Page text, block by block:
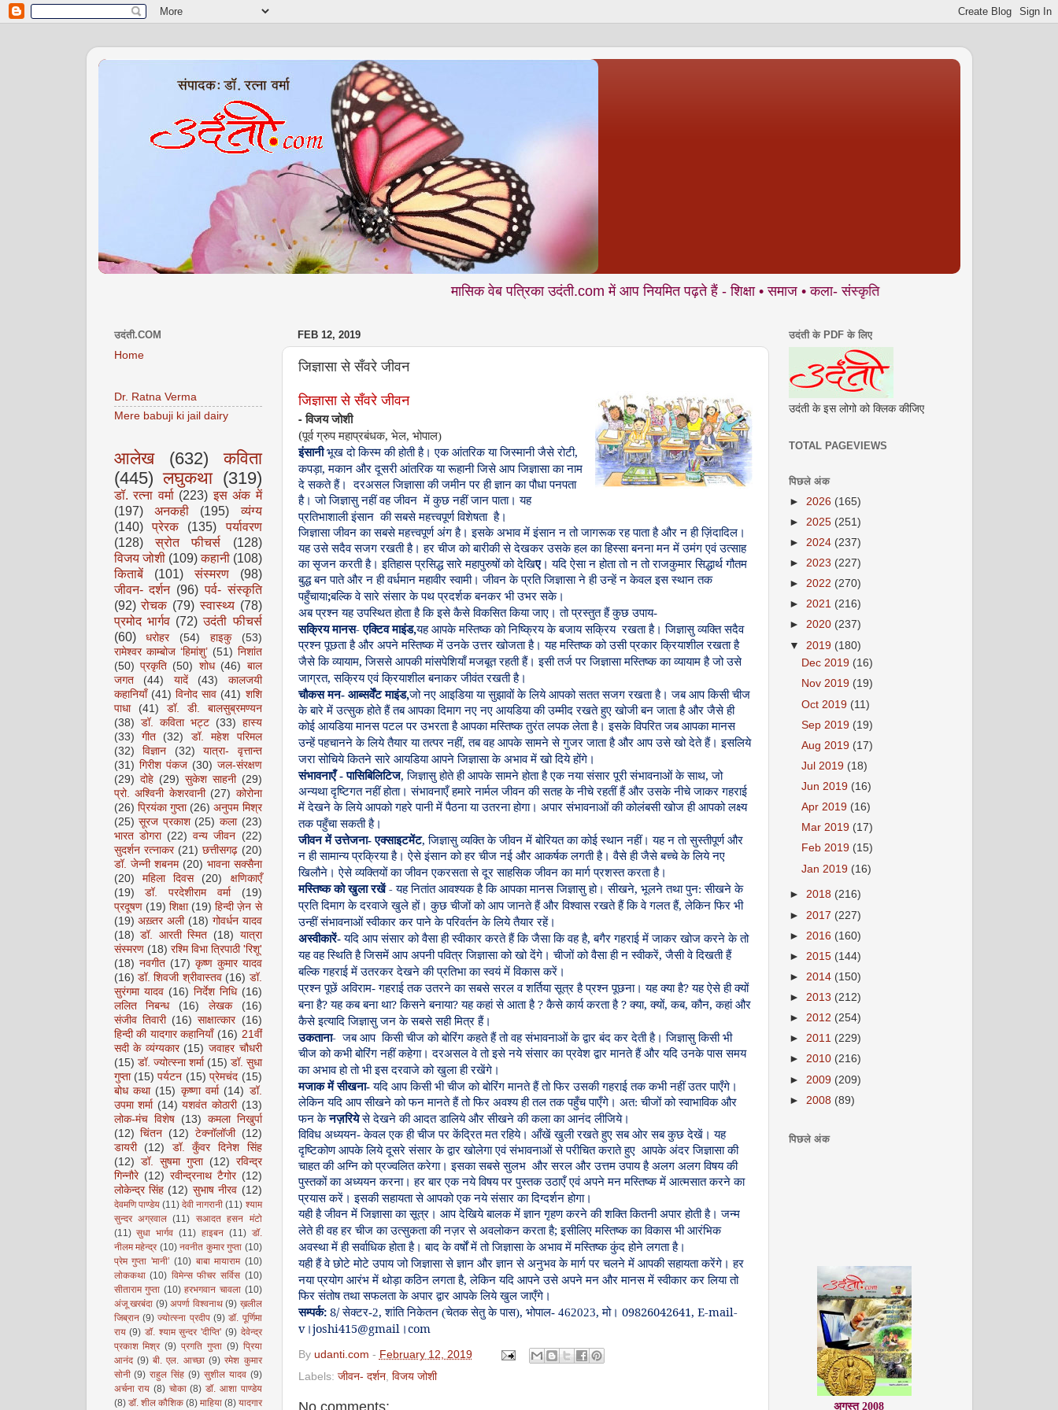
मासिक वेब पत्रिका उदंती.com में आप नियमित पढ़ते हैं - शिक्षा • समाज • कला- संस्कृति • पर्यावरण आदि से जुड़े ज्वलंत मुद्दों पर
FEB 12, 2019
जिज्ञासा से सँवरे जीवन
जिज्ञासा सेसँवरे जीवन
-विजय जोशी
(पूर्व ग्रुप महाप्रबंधक, भेल, भोपाल)
इंसानी भूख दो किस्म की होती है। एक आंतरिक या जिस्मानी जैसे रोटी,
कपड़ा,मकान और दूसरी आंतरिक या रूहानी जिसे आप जिज्ञासा का नाम
दे सकते हैं। दरअसल जिज्ञासा की जमीन पर ही ज्ञान का पौधा पनपता
है। जो जिज्ञासु नहीं वह जीवन में कुछ नहीं जान पाता। यह
प्रतिभाशाली इंसान की सबसे महत्त्वपूर्ण विशेषता है।
जिज्ञासा जीवन का सबसे महत्त्वपूर्ण अंग है। इसके अभाव में इंसान न तो जागरूक रह पाता है और न ही ज़िंदादिल।
यह उसे सदैव सजग रखती है। हर चीज को बारीकी से देखकर उसके हल का हिस्सा बनना मन में उमंग एवं उत्साह
का सृजन करती है। इतिहास प्रसिद्ध सारे महापुरुषों को देखिए। यदि ऐसा न होता तो न तो राजकुमार सिद्धार्थ गौतम
बुद्ध बन पाते और न ही वर्धमान महावीर स्वामी। जीवन के प्रति जिज्ञासा ने ही उन्हें न केवल इस स्थान तक
पहुँचाया;बल्कि वे सारे संसार के पथ प्रदर्शक बनकर भी उभर सके।
अब प्रश्न यह उपस्थित होता है कि इसे कैसे विकसित किया जाए। तो प्रस्तुत हैं कुछ उपाय-
सक्रिय मानस-एक्टिव माइंड,यह आपके मस्तिष्क को निष्क्रिय के बजाय सक्रिय रखता है। जिज्ञासु व्यक्ति सदैव
प्रश्न पूछता है और अपने मस्तिष्क में उनके उत्तर खोजता है। यह मस्तिष्क को उसी प्रकार क्रियाशील रखता है
जैसे कि व्यायाम,जिससे आपकी मांसपेशियाँ मजबूत रहती हैं। इसी तर्ज पर जिज्ञासा मस्तिष्क का व्यायाम है जो उसे
जाग्रत,सक्रिय एवं क्रियाशील बनाकर जीवंत रखती है।
चौकस मन- आब्सर्वेंट माइंड,जो नए आइडिया या सुझावों के लिये आपको सतत सजग रखता है। जब आप किसी चीज
के बारे में उत्सुक होते हैं तब आपका दिमाग नए नए आयडिया की उम्मीद रखते हुए खोजी बन जाता है और जैसे ही
कोई आयडिया मानस पटल पर उभरता है आपका मस्तिष्क तुरंत लपक लेता है। इसके विपरित जब आपका मानस
उन्हें पहचानने के लिये तैयार या तत्पर नहीं,तब वह आपके सामने से गुजर जाता है और आप उसे खो देते हैं। इसलिये
जरा सोचिये कितने सारे आयडिया आपने जिज्ञासा के अभाव में खो दिये होंगे।
संभावनाएँ-पासिबिलिटिज,जिज्ञासु होते ही आपके सामने होता है एक नया संसार पूरी संभावनाओं के साथ,जो
अन्यथा दृष्टिगत नहीं होता। संभावनाएँ हमारे नार्मल जीवन की सतह के नीचे रहतीं हैं और उसके नीचे जाकर गहराई
में देखने के लिये आपको गहरे पानी में पैठना या उतरना होगा। अपार संभावनाओं की कोलंबसी खोज ही आपको लक्ष्य
तक पहुँचा सकती है।
जीवन में उत्तेजना-एक्साइटमेंट,जिज्ञासु व्यक्ति के जीवन में बोरियत का कोई स्थान नहीं। यह न तो सुस्तीपूर्ण और
न ही सामान्य प्रक्रिया है। ऐसे इंसान को हर चीज नई और आकर्षक लगती है। वैसे ही जैसे बच्चे के लिये नए
खिलौने। ऐसे व्यक्तियों का जीवन एकरसता से दूर साहसिक जीवन का मार्ग प्रशस्त करता है।
मस्तिष्क को खुला रखें-यह नितांत आवश्यक है कि आपका मानस जिज्ञासु हो। सीखने, भूलने तथा पुन:सीखने के
प्रति दिमाग के दरवाजे खुले हों। कुछ चीजों को आप जानते हैं और विश्वास रखते हैं कि वे गलत हैं,लेकिन फिर भी
उन्हीं संभावनाओं स्वीकार कर पाने के परिवर्तन के लिये तैयार रहें।
अस्वीकारें- यदि आप संसार को वैसा ही स्वीकार करते हैं कि जैसा कि वह है,बगैर गहराई में जाकर खोज करने के तो
यह वह स्थिति है जिसमें आप अपनी पवित्र जिज्ञासा को खो देंगे। चीजों को वैसा ही न स्वीकरें,जैसी वे दिखती हैं
बल्कि गहराई में उतरकर देखने की प्रतिभा का स्वयं में विकास करें।
प्रश्न पूछें अविराम-गहराई तक उतरने का सबसे सरल व शर्तिया सूत्र है प्रश्न पूछना। यह क्या है?यह ऐसे ही क्यों
बना है?यह कब बना था?किसने बनाया?यह कहां से आता है ?कैसे कार्य करता है ?क्या,क्यों,कब,कौन,कहां और
कैसे इत्यादि जिज्ञासु जन के सबसे सही मित्र हैं।
उकताना-जब आप किसी चीज को बोरिंग कहते हैं तो वह संभावनाओं के द्वार बंद कर देती है। जिज्ञासु किसी भी
चीज को कभी बोरिंग नहीं कहेगा। दरअसल वे तो इसे नये संसार का प्रवेश द्वार मानते हैं और यदि उनके पास समय
का अभाव हो तो भी इस दरवाजे को खुला ही रखेंगे।
मजाक में सीखना- यदि आप किसी भी चीज को बोरिंग मानते हैं तो फिर उसकी गहराई तक कभी नहीं उतर पाएँगे।
लेकिन यदि आप सीखने को फन मानते हैं तो फिर अवश्य ही तल तक पहुँच पाएँगे। अत:चीजों को स्वाभाविक और
फन के नज़रिये से देखने की आदत डालिये और सीखने की कला का आनंद लीजिये।
विविध अध्ययन-केवल एक ही चीज पर केंद्रित मत रहिये। आँखें खुली रखते हुए सब ओर सब कुछ देखें। यह
दृष्टिकोण आपके लिये दूसरे संसार के द्वार खोलेगा एवं संभावनाओं से परीचित कराते हुए आपके अंदर जिज्ञासा की
चाहत की अग्नि को प्रज्वलित करेगा। इसका सबसे सुलभ और सरल और उत्तम उपाय है अलग अलग विषय की
पुस्तकों का अध्ययन करना। हर बार एक नये विषय पर पुस्तक उठाएँ एवं अपने मन मस्तिष्क में आत्मसात करने का
प्रयास करें। इसकी सहायता से आपको एक नये संसार का दिग्दर्शन होगा।
यही है जीवन में जिज्ञासा का सूत्र। आप देखिये बालक में ज्ञान गृहण करने की शक्ति कितनी अपार होती है। जन्म
लेते ही वह हर चीज का उत्सुकता की नज़र से अवलोकन करता है;इसीलिए मस्तिष्क का विकास भी आरंभिक
अवस्था में ही सर्वाधिक होता है। बाद के वर्षों में तो जिज्ञासा के अभाव में मस्तिष्क कुंद होने लगता है।
यही हैं वे छोटे मोटे उपाय जो जिज्ञासा से ज्ञान और ज्ञान से अनुभव के मार्ग पर चलने में आपकी सहायता करेंगे। हर
नया प्रयोग आरंभ में थोड़ा कठिन लगता है,लेकिन यदि आपने उसे अपने मन और मानस में स्वीकार कर लिया तो
फिर संतोष तथा सफलता के अपार द्वार आपके लिये खुल जाएँगे।
सम्पर्क:8/सेक्टर-2,शांति निकेतन(चेतक सेतु के पास), भोपाल- 462023,मो। 09826042641, E-mail-
v।joshi415@gmail ।com
By udanti.com - February 12, 2019
Labels: जीवन- दर्शन, विजय जोशी
No comments:
उदंती.COM
Home
Dr. Ratna Verma
Mere babuji ki jail dairy
आलेख (632)
कविता
(445) लघुकथा (319)
डॉ. रत्ना वर्मा (223) इस अंक में
(197)
अनकही (195)
व्यंग्य
(140)
प्रेरक (135)
पर्यावरण
(128)
स्रोत फीचर्स
(128)
विजय जोशी (109) कहानी (108)
किताबें
(101) संस्मरण
(98)
जीवन- दर्शन (96) पर्व- संस्कृति
(92) रोचक (79) स्वास्थ्य (78)
प्रमोद भार्गव (72) उदंती फीचर्स
(60)
धरोहर (54) हाइकु
(53)
रामेश्वर काम्बोज ‘हिमांशु’ (51) निशांत
(50) प्रकृति (50) शोध (46) बाल
जगत
(44) यादें (43)
कालजयी
कहानियाँ (41) विनोद साव (41) शशि
पाधा
(41)
डॉ. डी. बालसुब्रमण्यन
(38) डॉ. कविता भट्ट (33) हास्य
(33)
गीत (32)
डॉ. महेश परिमल
(32)
विज्ञान (32)
यात्रा- वृत्तान्त
(31) गिरीश पंकज (30) जल-संरक्षण
(29) दोहे (29) सुकेश साहनी (29)
प्रो. अश्विनी केशरवानी (27) कोरोना
(26) प्रियंका गुप्ता (26) अनुपम मिश्र
(25) सूरज प्रकाश (25) कला (23)
भारत डोगरा (22) वन्य जीवन (22)
सुदर्शन रत्नाकर (21) छत्तीसगढ़ (20)
डॉ. जेन्नी शबनम (20) भावना सक्सैना
(20)
महिला दिवस (20)
क्षणिकाएँ
(19)
डॉ. परदेशीराम वर्मा
(19)
प्रदूषण (19) शिक्षा (19) हिन्दी ज़ेन से
(19) अख़्तर अली (18) गोवर्धन यादव
(18) डॉ. आरती स्मित (18) यात्रा
संस्मरण (18) रश्मि विभा त्रिपाठी 'रिशू'
(18) नवगीत (17) कृष्ण कुमार यादव
(16) डॉ. शिवजी श्रीवास्तव (16) डॉ.
सुरंगमा यादव (16) निर्देश निधि (16)
ललित निबन्ध
(16) लेखक
(16)
संजीव तिवारी (16) साक्षात्कार (16)
हिन्दी की यादगार कहानियाँ (16) 21वीं
सदी के व्यंग्यकार (15) जवाहर चौधरी
(15) डॉ. ज्योत्स्ना शर्मा (15) डॉ. सुधा
गुप्ता (15) पर्यटन (15) प्रेमचंद (15)
बोध कथा (15) कृष्णा वर्मा (14) डॉ.
उपमा शर्मा (14) यशवंत कोठारी (13)
लोक-मंच विशेष
(13) कमला निखुर्पा
(12) चिंतन (12) टेक्नॉलॉजी
(12)
डायरी
(12)
डॉ. कुँवर दिनेश सिंह
(12) डॉ. सुषमा गुप्ता (12) रविन्द्र
गिन्नौरे (12) रवीन्द्रनाथ टैगोर (12)
लोकेन्द्र सिंह (12) सुभाष नीरव (12)
देवमणि पाण्डेय (11) देवी नागरानी (11) श्याम
सुन्दर अग्रवाल (11) सआदत हसन मंटो
(11) सुधा भार्गव (11) हाइबन (11) डॉ.
नीलम महेन्द्र (10) नवनीत कुमार गुप्ता (10)
प्रेम गुप्ता 'मानी’ (10) बाबा मायाराम (10)
लोककथा (10) विमेन्स फीचर सर्विस (10)
सीताराम गुप्ता (10) हरभगवान चावला (10)
अंजू खरबंदा (9) अपर्णा विश्वनाथ (9) ख़लील
जिब्रान (9) ज्योत्स्ना प्रदीप (9) डॉ. पूर्णिमा
राय (9) डॉ. श्याम सुन्दर 'दीप्ति' (9) देवेन्द्र
प्रकाश मिश्र (9) प्रगति गुप्ता (9) प्रिया
आनंद (9) बी. एल. आच्छा (9) रमेश कुमार
सोनी (9) राहुल सिंह (9) सुशील यादव (9)
अर्चना राय (8) चोका (8) डॉ. आशा पाण्डेय
(8) डॉ. शील कौशिक (8) माहिया (8) यादगार
उदंती के PDF के लिए
उदंती के इस लोगो को क्लिक कीजिए
TOTAL PAGEVIEWS
पिछले अंक
► 2026 (165)
► 2025 (251)
► 2024 (237)
► 2023 (227)
► 2022 (270)
► 2021 (216)
► 2020 (237)
▼ 2019 (180)
Dec 2019 (16)
Nov 2019 (19)
Oct 2019 (11)
Sep 2019 (19)
Aug 2019 (17)
Jul 2019 (18)
Jun 2019 (16)
Apr 2019 (16)
Mar 2019 (17)
Feb 2019 (15)
Jan 2019 (16)
► 2018 (216)
► 2017 (227)
► 2016 (160)
► 2015 (144)
► 2014 (150)
► 2013 (212)
► 2012 (254)
► 2011 (229)
► 2010 (216)
► 2009 (209)
► 2008 (89)
पिछले अंक
अगस्त 2008